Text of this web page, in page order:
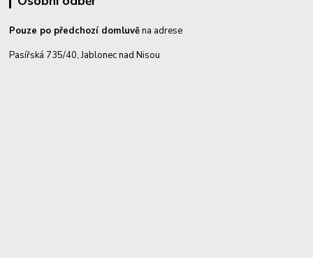
Pouze po předchozí domluvěna adrese
Pasířská 735/40, Jablonec nad Nisou